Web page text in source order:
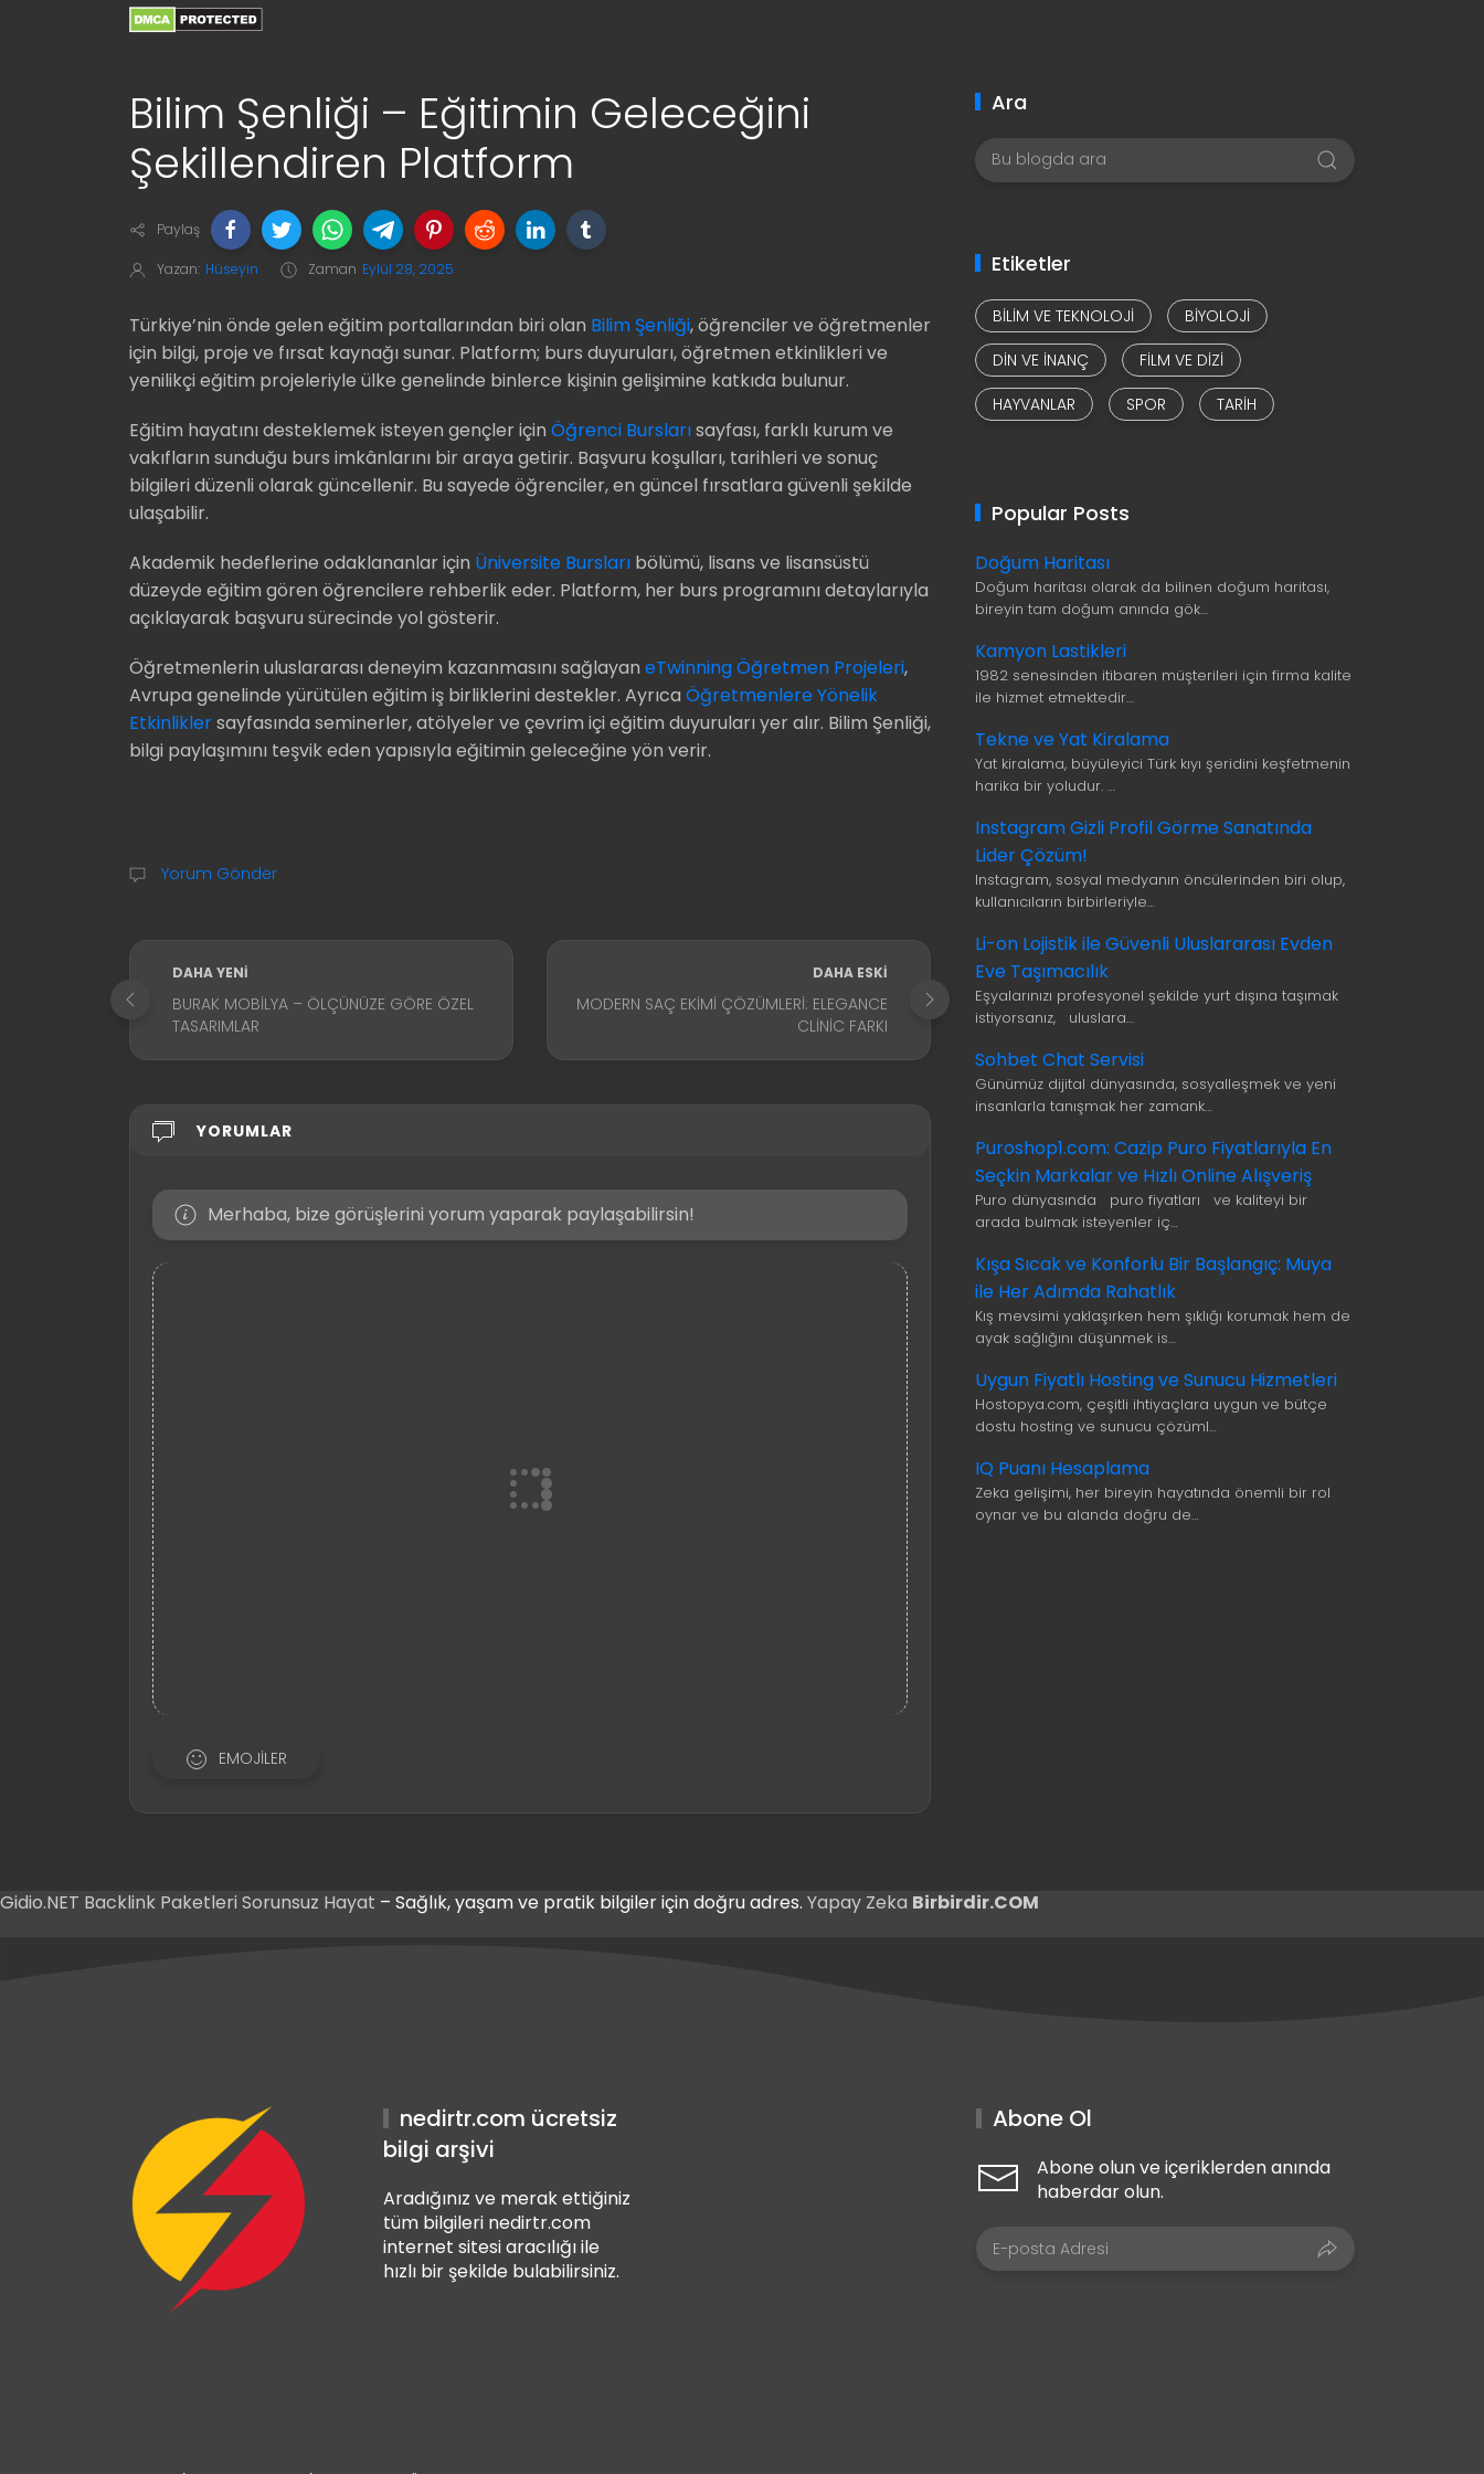
Bilim Şenliği – Eğitimin Geleceğini
Şekillendiren Platform
Paylaş
Yazan: Hüseyin Zaman Eylül 28, 2025
Türkiye’nin önde gelen eğitim portallarından biri olan Bilim Şenliği, öğrenciler ve öğretmenler
için bilgi, proje ve fırsat kaynağı sunar. Platform; burs duyuruları, öğretmen etkinlikleri ve
yenilikçi eğitim projeleriyle ülke genelinde binlerce kişinin gelişimine katkıda bulunur.
Eğitim hayatını desteklemek isteyen gençler için Öğrenci Burslarısayfası, farklı kurum ve
vakıfların sunduğu burs imkânlarını bir araya getirir. Başvuru koşulları, tarihleri ve sonuç
bilgileri düzenli olarak güncellenir. Bu sayede öğrenciler, en güncel fırsatlara güvenli şekilde
ulaşabilir.
Akademik hedeflerine odaklananlar için Üniversite Bursları bölümü, lisans ve lisansüstü
düzeyde eğitim gören öğrencilere rehberlik eder. Platform, her burs programını detaylarıyla
açıklayarak başvuru sürecinde yol gösterir.
Öğretmenlerin uluslararası deneyim kazanmasını sağlayan eTwinning Öğretmen Projeleri,
Avrupa genelinde yürütülen eğitim iş birliklerini destekler. Ayrıca Öğretmenlere Yönelik
Etkinliklersayfasında seminerler, atölyeler ve çevrim içi eğitim duyuruları yer alır. Bilim Şenliği,
bilgi paylaşımını teşvik eden yapısıyla eğitimin geleceğine yön verir.
Yorum Gönder
DAHA YENI
BURAK MOBILYA – ÖLÇÜNÜZE GÖRE ÖZEL
TASARIMLAR
DAHA ESKI
MODERN SAÇ EKIMI ÇÖZÜMLERI: ELEGANCE
CLINIC FARKI
YORUMLAR
Merhaba, bize görüşlerini yorum yaparak paylaşabilirsin!
EMOJILER
Ara
Etiketler
BILIM VE TEKNOLOJI
BIYOLOJI
DIN VE INANÇ
FILM VE DIZI
HAYVANLAR
SPOR TARIH
Popular Posts
Doğum Haritası
Doğum haritası olarak da bilinen doğum haritası,
bireyin tam doğum anında gök…
Kamyon Lastikleri
1982 senesinden itibaren müşterileri için firma kalite
ile hizmet etmektedir…
Tekne ve Yat Kiralama
Yat kiralama, büyüleyici Türk kıyı şeridini keşfetmenin
harika bir yoludur. …
Instagram Gizli Profil Görme Sanatında
Lider Çözüm!
Instagram, sosyal medyanın öncülerinden biri olup,
kullanıcıların birbirleriyle…
Li-on Lojistik ile Güvenli Uluslararası Evden
Eve Taşımacılık
Eşyalarınızı profesyonel şekilde yurt dışına taşımak
istiyorsanız, uluslara…
Sohbet Chat Servisi
Günümüz dijital dünyasında, sosyalleşmek ve yeni
insanlarla tanışmak her zamank…
Puroshop1.com: Cazip Puro Fiyatlarıyla En
Seçkin Markalar ve Hızlı Online Alışveriş
Puro dünyasında puro fiyatları ve kaliteyi bir
arada bulmak isteyenler iç…
Kışa Sıcak ve Konforlu Bir Başlangıç: Muya
ile Her Adımda Rahatlık
Kış mevsimi yaklaşırken hem şıklığı korumak hem de
ayak sağlığını düşünmek is…
Uygun Fiyatlı Hosting ve Sunucu Hizmetleri
Hostopya.com, çeşitli ihtiyaçlara uygun ve bütçe
dostu hosting ve sunucu çözüml…
IQ Puanı Hesaplama
Zeka gelişimi, her bireyin hayatında önemli bir rol
oynar ve bu alanda doğru de…
Gidio.NET Backlink Paketleri Sorunsuz Hayat – Sağlık, yaşam ve pratik bilgiler için doğru adres. Yapay Zeka Birbirdir.COM
nedirtr.com ücretsiz
bilgi arşivi
Aradığınız ve merak ettiğiniz
tüm bilgileri nedirtr.com
internet sitesi aracılığı ile
hızlı bir şekilde bulabilirsiniz.
Abone Ol
Abone olun ve içeriklerden anında
haberdar olun.